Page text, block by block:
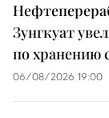
Зунгкуат
по хранению
06/08/2026 19:00